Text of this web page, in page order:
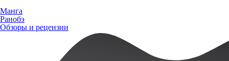
Манга
Ранобэ
Обзоры и рецензии